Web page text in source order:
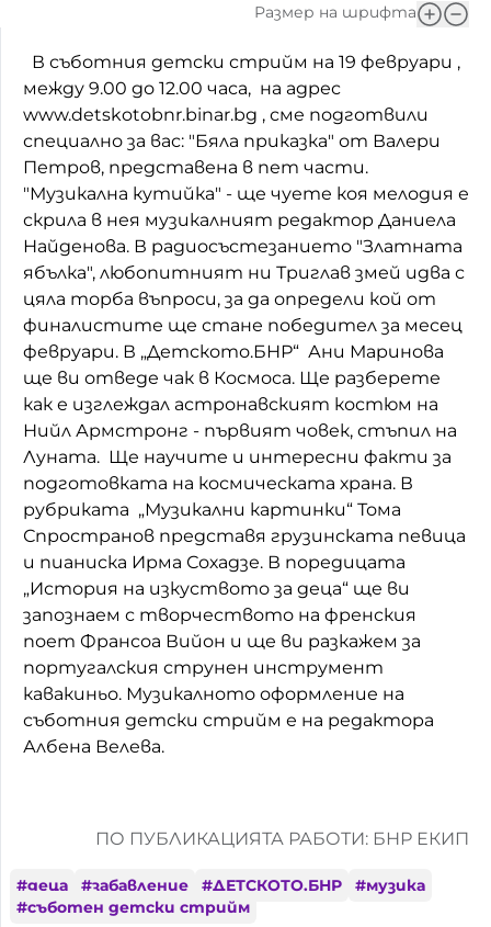
Питаме Ви
До ре ми
Размер на шрифта
В съботния детски стрийм на 19 февруари ,
между 9.00 до 12.00 часа, на адрес
www.detskotobnr.binar.bg , сме подготвили
специално за вас: "Бяла приказка" от Валери
Петров, представена в пет части.
"Музикална кутийка" - ще чуете коя мелодия е
скрила в нея музикалният редактор Даниела
Найденова. В радиосъстезанието "Златната
ябълка", любопитният ни Триглав змей идва с
цяла торба въпроси, за да определи кой от
финалистите ще стане победител за месец
февруари. В „Детското.БНР“ Ани Маринова
ще ви отведе чак в Космоса. Ще разберете
как е изглеждал астронавският костюм на
Нийл Армстронг - първият човек, стъпил на
Луната. Ще научите и интересни факти за
подготовката на космическата храна. В
рубриката „Музикални картинки“ Тома
Спространов представя грузинската певица
и пианиска Ирма Сохадзе. В поредицата
„История на изкуството за деца“ ще ви
запознаем с творчеството на френския
поет Франсоа Вийон и ще ви разкажем за
португалския струнен инструмент
кавакиньо. Музикалното оформление на
съботния детски стрийм е на редактора
Албена Велева.
ПО ПУБЛИКАЦИЯТА РАБОТИ: БНР ЕКИП
#деца #забавление #ДЕТСКОТО.БНР #музика
#съботен детски стрийм